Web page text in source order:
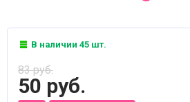
В наличии 45 шт.
83 руб.
50 руб.